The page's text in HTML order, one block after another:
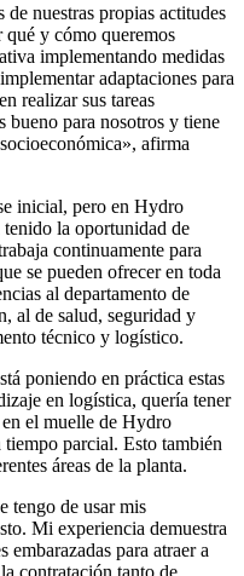
de nuestras propias actitudes
y cómo queremos
implementando medidas
adaptaciones para
realizar sus tareas
bueno para nosotros y tiene
afirma
inicial, pero en Hydro
la oportunidad de
continuamente para
se pueden ofrecer en toda
al departamento de
al de salud, seguridad y
técnico y logístico.
poniendo en práctica estas
en logística, quería tener
el muelle de Hydro
parcial. Esto también
áreas de la planta.
tengo de usar mis
Mi experiencia demuestra
para atraer a
contratación tanto de